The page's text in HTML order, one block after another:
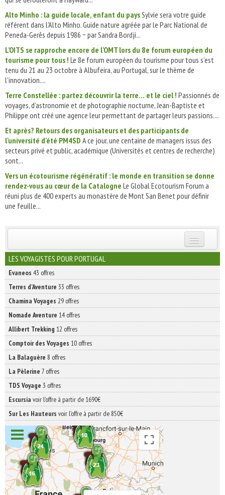
Alto Minho : la guide locale, enfant du paysSylvie sera votre guide
référent dans l'Alto Minho. Guide nature agréée par le Parc National de
Peneda-Gerês depuis 1986 ~ par Sandra Bordji...
L’OITS se rapproche encore de l'OMT lors du 8e forum européen du
tourisme pour tous ! Le 8e forum européen du tourisme pour tous s’est
tenu du 21 au 23 octobre à Albufeira, au Portugal, sur le thème de
l’innovation....
Terre Constellée : partez découvrir la terre… et le ciel ! Passionnés de
voyages, d’astronomie et de photographie nocturne, Jean-Baptiste et
Philippe ont créé une agence leur permettant de partager leurs passions....
Et après? Retours des organisateurs et des participants de
l'université d'été PM4SD A ce jour, une centaine de managers issus des
secteurs privé et public, académique (Universités et centres de recherche)
sont...
Vers un écotourisme régénératif : le monde en transition se donne
rendez-vous au cœur de la Catalogne Le Global Ecotourism Forum a
réuni plus de 400 experts au monastère de Mont San Benet pour définir
une feuille...
INSCRIVEZ-VOUS | ABONNEZ-VOUS
LES VOYAGISTES POUR PORTUGAL
Evaneos 43 offres
Terres d'Aventure 33 offres
Chamina Voyages 29 offres
Nomade Aventure 14 offres
Allibert Trekking 12 offres
Comptoir des Voyages 10 offres
La Balaguère 8 offres
La Pèlerine 7 offres
TDS Voyage 3 offres
Escursia voir l'offre à partir de 1690€
Sur Les Hauteurs voir l'offre à partir de 850€